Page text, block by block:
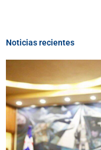
Noticias recientes